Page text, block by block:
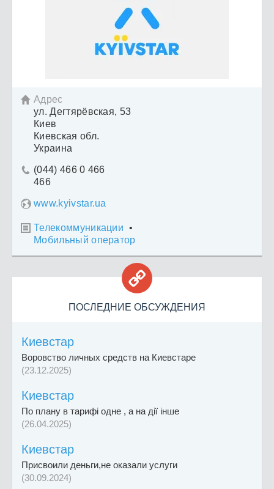
 Адрес
ул. Дегтярёвская, 53
Киев
Киевская обл.
Украина
 (044) 466 0 466
466
www.kyivstar.ua
 Телекоммуникации •
Мобильный оператор

ПОСЛЕДНИЕ ОБСУЖДЕНИЯ
Киевстар
Воровство личных средств на Киевстаре
(23.12.2025)
Киевстар
По плану в тарифі одне , а на дії інше
(26.04.2025)
Киевстар
Присвоили деньги,не оказали услуги
(30.09.2024)